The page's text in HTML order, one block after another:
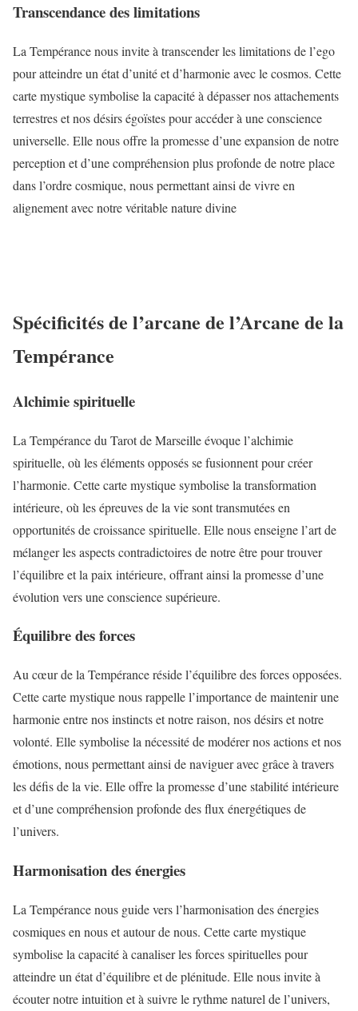
Transcendance des limitations
La Tempérance nous invite à transcender les limitations de l’ego
pour atteindre un état d’unité et d’harmonie avec le cosmos. Cette
carte mystique symbolise la capacité à dépasser nos attachements
terrestres et nos désirs égoïstes pour accéder à une conscience
universelle. Elle nous offre la promesse d’une expansion de notre
perception et d’une compréhension plus profonde de notre place
dans l’ordre cosmique, nous permettant ainsi de vivre en
alignement avec notre véritable nature divine
Spécificités de l’arcane de l’Arcane de la
Tempérance
Alchimie spirituelle
La Tempérance du Tarot de Marseille évoque l’alchimie
spirituelle, où les éléments opposés se fusionnent pour créer
l’harmonie. Cette carte mystique symbolise la transformation
intérieure, où les épreuves de la vie sont transmutées en
opportunités de croissance spirituelle. Elle nous enseigne l’art de
mélanger les aspects contradictoires de notre être pour trouver
l’équilibre et la paix intérieure, offrant ainsi la promesse d’une
évolution vers une conscience supérieure.
Équilibre des forces
Au cœur de la Tempérance réside l’équilibre des forces opposées.
Cette carte mystique nous rappelle l’importance de maintenir une
harmonie entre nos instincts et notre raison, nos désirs et notre
volonté. Elle symbolise la nécessité de modérer nos actions et nos
émotions, nous permettant ainsi de naviguer avec grâce à travers
les défis de la vie. Elle offre la promesse d’une stabilité intérieure
et d’une compréhension profonde des flux énergétiques de
l’univers.
Harmonisation des énergies
La Tempérance nous guide vers l’harmonisation des énergies
cosmiques en nous et autour de nous. Cette carte mystique
symbolise la capacité à canaliser les forces spirituelles pour
atteindre un état d’équilibre et de plénitude. Elle nous invite à
écouter notre intuition et à suivre le rythme naturel de l’univers,